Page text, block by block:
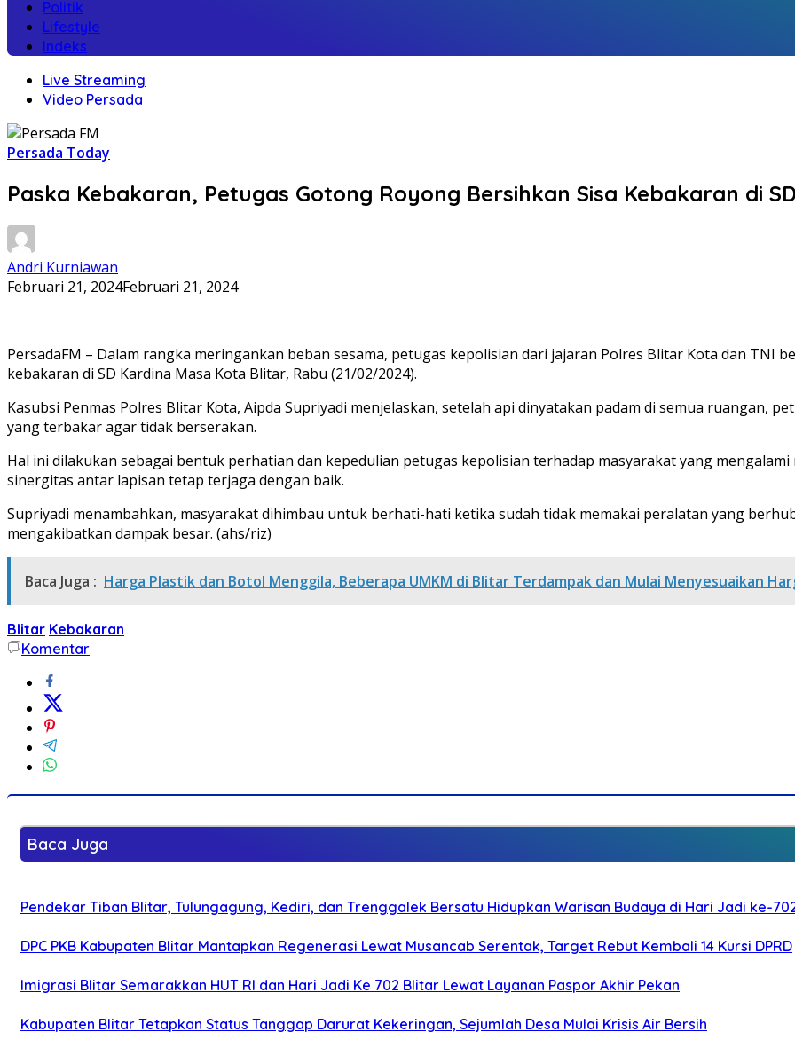
Politik
Lifestyle
Indeks
Live Streaming
Video Persada
Persada Today
Paska Kebakaran, Petugas Gotong Royong Bersihkan Sisa Kebakaran di
Andri Kurniawan
Februari 21, 2024Februari 21, 2024
PersadaFM – Dalam rangka meringankan beban sesama, petugas kepolisian dari jajaran Polres Blitar Kota dan TNI
kebakaran di SD Kardina Masa Kota Blitar, Rabu (21/02/2024).
Kasubsi Penmas Polres Blitar Kota, Aipda Supriyadi menjelaskan, setelah api dinyatakan padam di semua ruangan,
yang terbakar agar tidak berserakan.
Hal ini dilakukan sebagai bentuk perhatian dan kepedulian petugas kepolisian terhadap masyarakat yang
sinergitas antar lapisan tetap terjaga dengan baik.
Supriyadi menambahkan, masyarakat dihimbau untuk berhati-hati ketika sudah tidak memakai peralatan yang
mengakibatkan dampak besar. (ahs/riz)
Baca Juga : Harga Plastik dan Botol Menggila, Beberapa UMKM di Blitar Terdampak dan Mulai Menyesuaikan
Blitar Kebakaran
Komentar
Baca Juga
Pendekar Tiban Blitar, Tulungagung, Kediri, dan Trenggalek Bersatu Hidupkan Warisan Budaya di Hari Jadi ke-
DPC PKB Kabupaten Blitar Mantapkan Regenerasi Lewat Musancab Serentak, Target Rebut Kembali 14 Kursi DPRD
Imigrasi Blitar Semarakkan HUT RI dan Hari Jadi Ke 702 Blitar Lewat Layanan Paspor Akhir Pekan
Kabupaten Blitar Tetapkan Status Tanggap Darurat Kekeringan, Sejumlah Desa Mulai Krisis Air Bersih